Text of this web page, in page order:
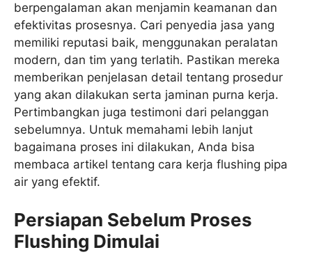
berpengalaman akan menjamin keamanan dan
efektivitas prosesnya. Cari penyedia jasa yang
memiliki reputasi baik, menggunakan peralatan
modern, dan tim yang terlatih. Pastikan mereka
memberikan penjelasan detail tentang prosedur
yang akan dilakukan serta jaminan purna kerja.
Pertimbangkan juga testimoni dari pelanggan
sebelumnya. Untuk memahami lebih lanjut
bagaimana proses ini dilakukan, Anda bisa
membaca artikel tentang cara kerja flushing pipa
air yang efektif.
Persiapan Sebelum Proses
Flushing Dimulai